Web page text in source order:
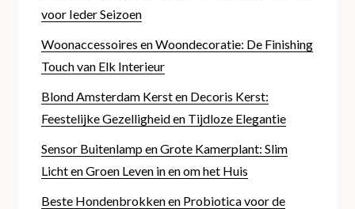
voor Ieder Seizoen
Woonaccessoires en Woondecoratie: De Finishing
Touch van Elk Interieur
Blond Amsterdam Kerst en Decoris Kerst:
Feestelijke Gezelligheid en Tijdloze Elegantie
Sensor Buitenlamp en Grote Kamerplant: Slim
Licht en Groen Leven in en om het Huis
Beste Hondenbrokken en Probiotica voor de